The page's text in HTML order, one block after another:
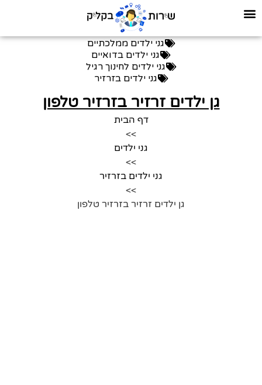
גני ילדים ממלכתיים
גני ילדים בדואיים
גני ילדים לחינוך רגיל
גני ילדים בזרזיר
גן ילדים זרזיר בזרזיר טלפון
דף הבית
>>
גני ילדים
>>
גני ילדים בזרזיר
>>
גן ילדים זרזיר בזרזיר טלפון